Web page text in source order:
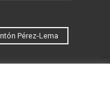
Pérez-Lema